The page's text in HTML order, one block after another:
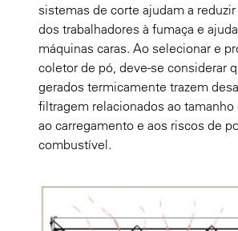
sistemas de corte ajudam a
dos trabalhadores à fumaça e
máquinas caras. Ao selecionar e
coletor de pó, deve-se considerar
gerados termicamente trazem
filtragem relacionados ao tamanho
ao carregamento e aos riscos de
combustível.